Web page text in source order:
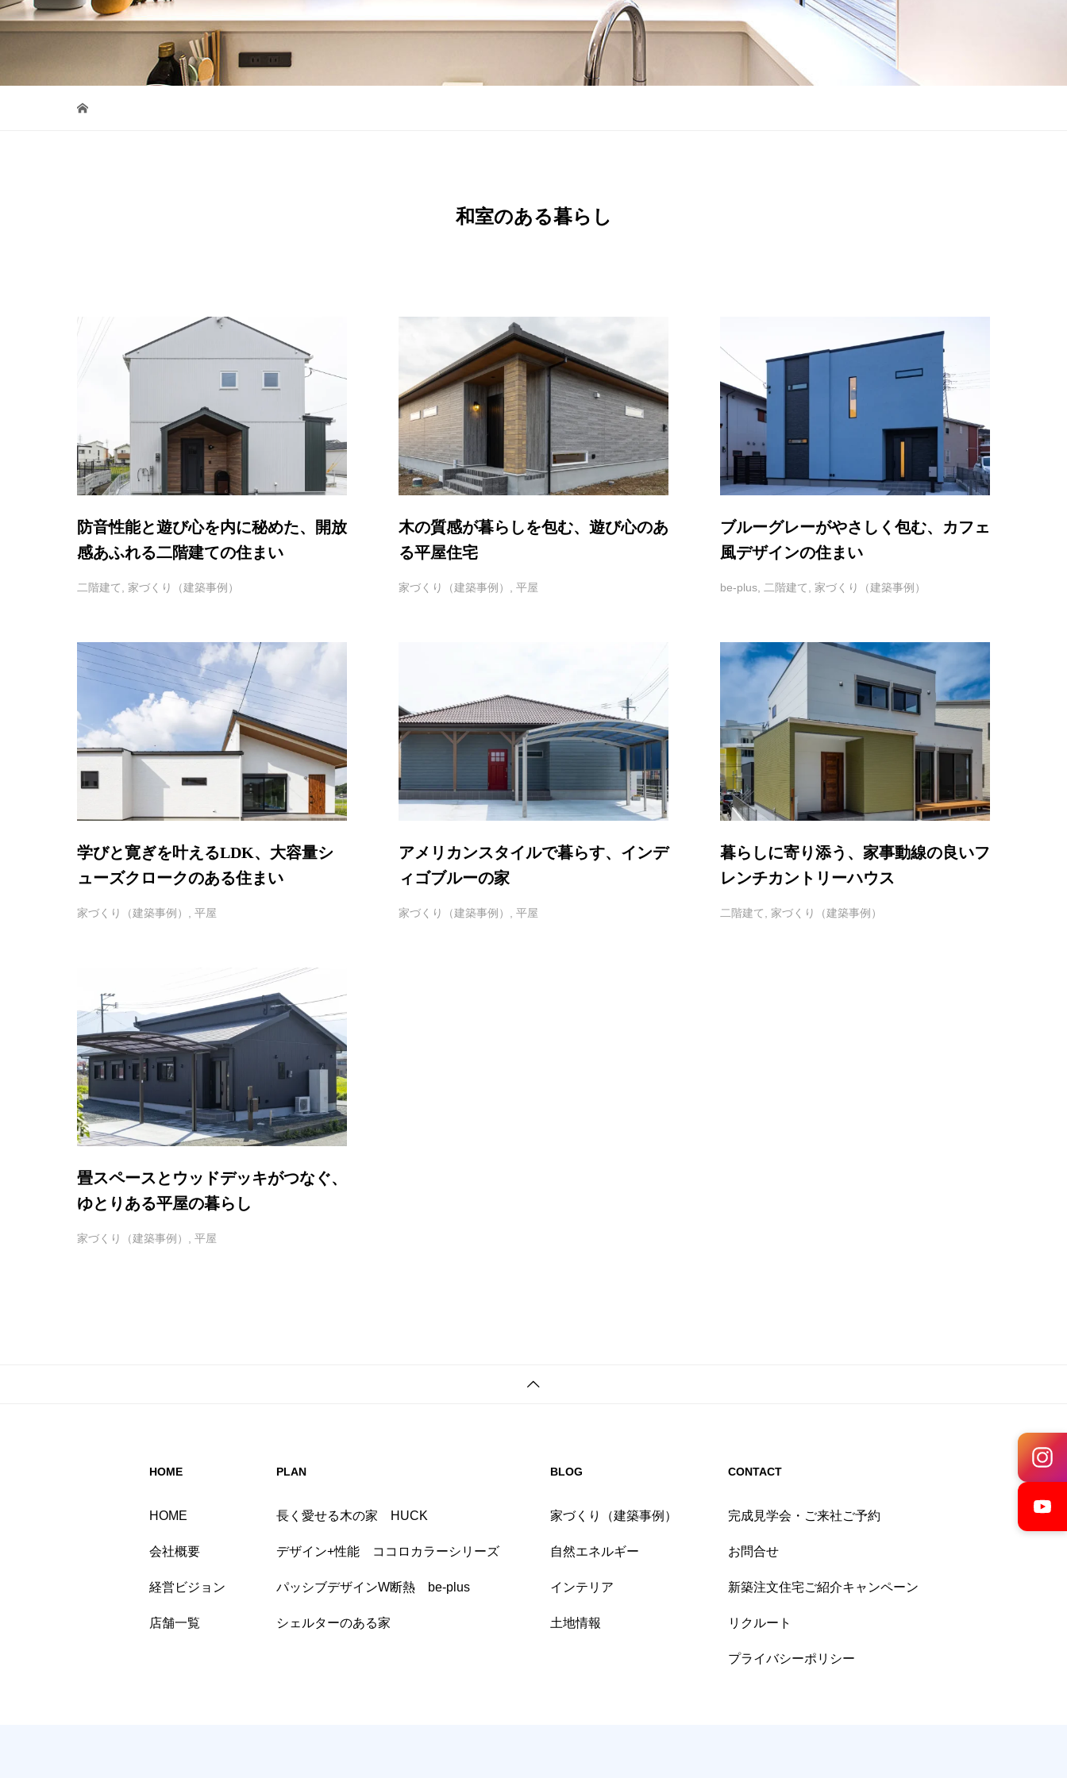
和室のある暮らし
防音性能と遊び心を内に秘めた、開放
感あふれる二階建ての住まい
二階建て 家づくり（建築事例）
木の質感が暮らしを包む、遊び心のあ
る平屋住宅
家づくり（建築事例） 平屋
ブルーグレーがやさしく包む、カフェ
風デザインの住まい
be-plus, 二階建て 家づくり（建築事例）
学びと寛ぎを叶えるLDK、大容量シ
ューズクロークのある住まい
家づくり（建築事例） 平屋
アメリカンスタイルで暮らす、インデ
ィゴブルーの家
家づくり（建築事例） 平屋
暮らしに寄り添う、家事動線の良いフ
レンチカントリーハウス
二階建て 家づくり（建築事例）
畳スペースとウッドデッキがつなぐ、
ゆとりある平屋の暮らし
家づくり（建築事例） 平屋
HOME
HOME
会社概要
経営ビジョン
店舗一覧
PLAN
長く愛せる木の家 HUCK
デザイン+性能 ココロカラーシリーズ
パッシブデザインW断熱 be-plus
シェルターのある家
BLOG
家づくり（建築事例）
自然エネルギー
インテリア
土地情報
CONTACT
完成見学会・ご来社ご予約
お問合せ
新築注文住宅ご紹介キャンペーン
リクルート
プライバシーポリシー